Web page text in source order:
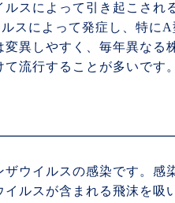
スによって引き起こされ
スによって発症し、特にA
異しやすく、毎年異なる
流行することが多いです。
ウイルスの感染です。感
ルスが含まれる飛沫を吸